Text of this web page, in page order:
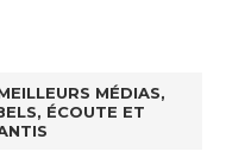
MÉDIAS,
ÉCOUTE ET